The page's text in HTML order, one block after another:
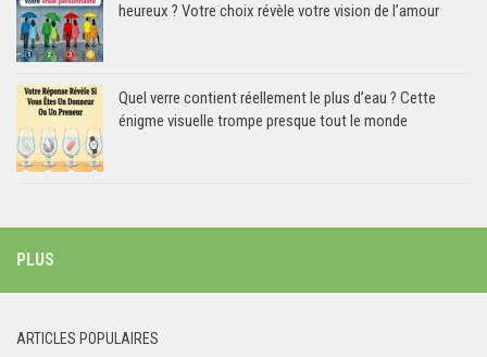
heureux ? Votre choix révèle votre vision de l’amour
Quel verre contient réellement le plus d’eau ? Cette
énigme visuelle trompe presque tout le monde
PLUS
ARTICLES POPULAIRES